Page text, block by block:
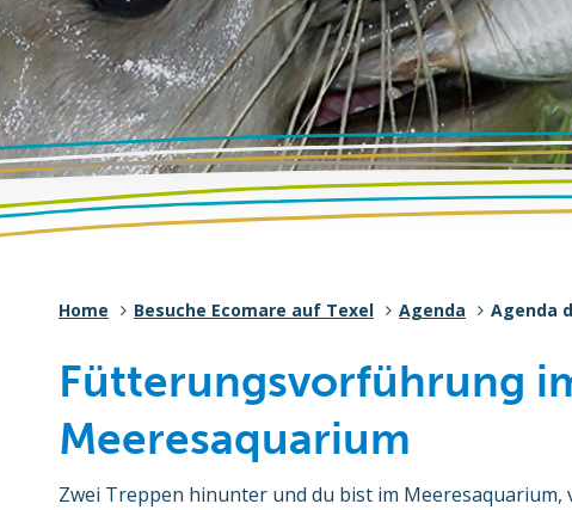
Home Besuche Ecomare auf Texel Agenda Agenda
Fütterungsvorführung
Meeresaquarium
Zwei Treppen hinunter und du bist im Meeresaquarium,